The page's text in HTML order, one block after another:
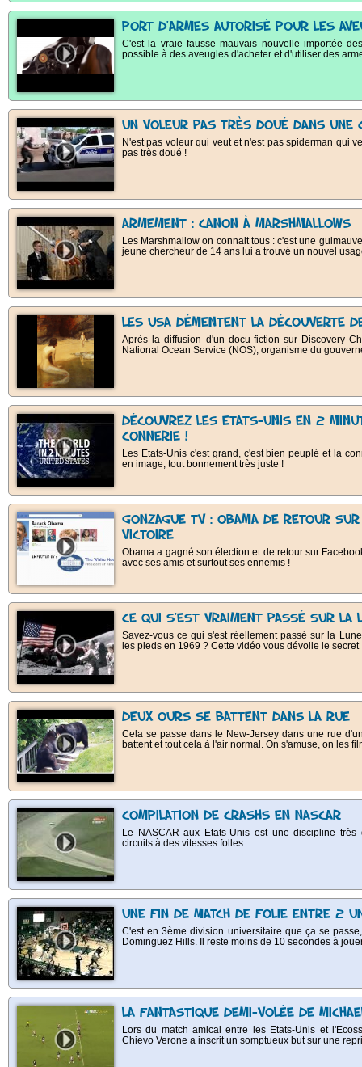
PORT D'ARMES AUTORISÉ POUR LES
C'est la vraie fausse mauvais nouvelle importée
possible à des aveugles d'acheter et d'utiliser des
UN VOLEUR PAS TRÈS DOUÉ DANS UNE
N'est pas voleur qui veut et n'est pas spiderman qui
pas très doué !
ARMEMENT : CANON À MARSHMALLOWS
Les Marshmallow on connait tous : c'est une
jeune chercheur de 14 ans lui a trouvé un nouvel
LES USA DÉMENTENT LA DÉCOUVERTE
Après la diffusion d'un docu-fiction sur Discovery
National Ocean Service (NOS), organisme du
DÉCOUVREZ LES ETATS-UNIS EN 2
CONNERIE !
Les Etats-Unis c'est grand, c'est bien peuplé et la
en image, tout bonnement très juste !
GONZAGUE TV : OBAMA DE RETOUR
VICTOIRE
Obama a gagné son élection et de retour sur
avec ses amis et surtout ses ennemis !
CE QUI S'EST VRAIMENT PASSÉ SUR LA
Savez-vous ce qui s'est réellement passé sur la
les pieds en 1969 ? Cette vidéo vous dévoile le secret
DEUX OURS SE BATTENT DANS LA RUE
Cela se passe dans le New-Jersey dans une rue
battent et tout cela à l'air normal. On s'amuse, on les
COMPILATION DE CRASHS EN NASCAR
Le NASCAR aux Etats-Unis est une discipline
circuits à des vitesses folles.
UNE FIN DE MATCH DE FOLIE ENTRE 2
C'est en 3ème division universitaire que ça se
Dominguez Hills. Il reste moins de 10 secondes à
LA FANTASTIQUE DEMI-VOLÉE DE
Lors du match amical entre les Etats-Unis et
Chievo Verone a inscrit un somptueux but sur une